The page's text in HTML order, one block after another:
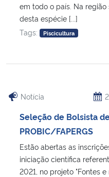
Planalto
em todo o país. Na
desta espécie [...]
Tags:
Piscicultura
Notícia
Seleção de Bolsista
PROBIC/FAPERGS
Estão abertas as
iniciação científica
2021, no projeto "Fontes e